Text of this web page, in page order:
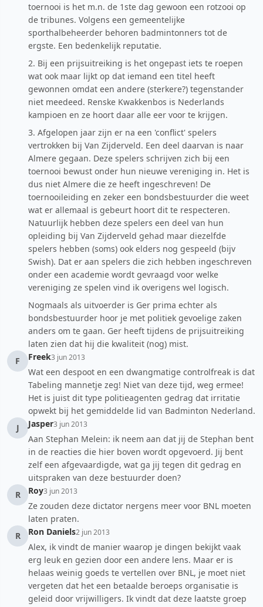
toernooi is het m.n. de 1ste dag gewoon een rotzooi op
de tribunes. Volgens een gemeentelijke
sporthalbeheerder behoren badmintonners tot de
ergste. Een bedenkelijk reputatie.
2. Bij een prijsuitreiking is het ongepast iets te roepen
wat ook maar lijkt op dat iemand een titel heeft
gewonnen omdat een andere (sterkere?) tegenstander
niet meedeed. Renske Kwakkenbos is Nederlands
kampioen en ze hoort daar alle eer voor te krijgen.
3. Afgelopen jaar zijn er na een 'conflict' spelers
vertrokken bij Van Zijderveld. Een deel daarvan is naar
Almere gegaan. Deze spelers schrijven zich bij een
toernooi bewust onder hun nieuwe vereniging in. Het is
dus niet Almere die ze heeft ingeschreven! De
toernooileiding en zeker een bondsbestuurder die weet
wat er allemaal is gebeurt hoort dit te respecteren.
Natuurlijk hebben deze spelers een deel van hun
opleiding bij Van Zijderveld gehad maar diezelfde
spelers hebben (soms) ook elders nog gespeeld (bijv
Swish). Dat er aan spelers die zich hebben ingeschreven
onder een academie wordt gevraagd voor welke
vereniging ze spelen vind ik overigens wel logisch.
Nogmaals als uitvoerder is Ger prima echter als
bondsbestuurder hoor je met politiek gevoelige zaken
anders om te gaan. Ger heeft tijdens de prijsuitreiking
laten zien dat hij die kwaliteit (nog) mist.
F
Freek3 jun 2013
Wat een despoot en een dwangmatige controlfreak is dat
Tabeling mannetje zeg! Niet van deze tijd, weg ermee!
Het is juist dit type politieagenten gedrag dat irritatie
opwekt bij het gemiddelde lid van Badminton Nederland.
J
Jasper3 jun 2013
Aan Stephan Melein: ik neem aan dat jij de Stephan bent
in de reacties die hier boven wordt opgevoerd. Jij bent
zelf een afgevaardigde, wat ga jij tegen dit gedrag en
uitspraken van deze bestuurder doen?
R
Roy3 jun 2013
Ze zouden deze dictator nergens meer voor BNL moeten
laten praten.
R
Ron Daniels2 jun 2013
Alex, ik vindt de manier waarop je dingen bekijkt vaak
erg leuk en gezien door een andere lens. Maar er is
helaas weinig goeds te vertellen over BNL, je moet niet
vergeten dat het een betaalde beroeps organisatie is
geleid door vrijwilligers. Ik vindt dat deze laatste groep